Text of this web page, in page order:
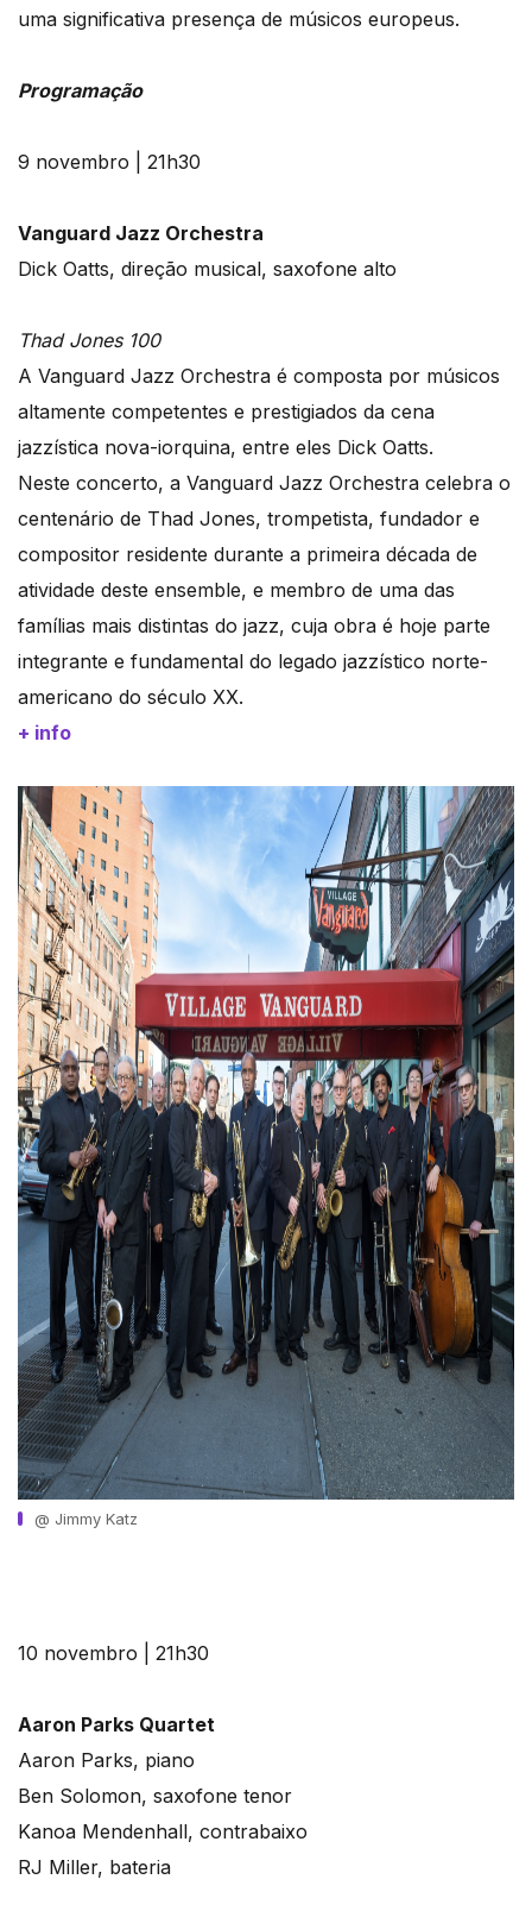
uma significativa presença de músicos europeus.
Programação
9 novembro | 21h30
Vanguard Jazz Orchestra
Dick Oatts, direção musical, saxofone alto
Thad Jones 100
A Vanguard Jazz Orchestra é composta por músicos
altamente competentes e prestigiados da cena
jazzística nova-iorquina, entre eles Dick Oatts.
Neste concerto, a Vanguard Jazz Orchestra celebra o
centenário de Thad Jones, trompetista, fundador e
compositor residente durante a primeira década de
atividade deste ensemble, e membro de uma das
famílias mais distintas do jazz, cuja obra é hoje parte
integrante e fundamental do legado jazzístico norte-
americano do século XX.
+ info
@ Jimmy Katz
10 novembro | 21h30
Aaron Parks Quartet
Aaron Parks, piano
Ben Solomon, saxofone tenor
Kanoa Mendenhall, contrabaixo
RJ Miller, bateria